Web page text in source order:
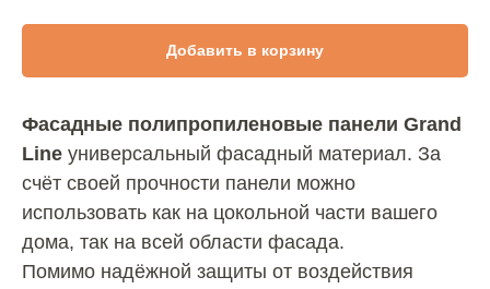
Добавить в корзину
Фасадные полипропиленовые панели Grand
Line универсальный фасадный материал. За
счёт своей прочности панели можно
использовать как на цокольной части вашего
дома, так на всей области фасада.
Помимо надёжной защиты от воздействия